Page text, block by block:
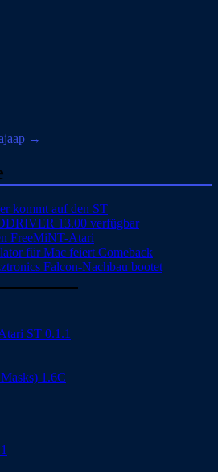
→
kommt auf den ST
13.00 verfügbar
FreeMiNT-Atari
für Mac feiert Comeback
Falcon-Nachbau bootet
ST 0.1.1
1.6C